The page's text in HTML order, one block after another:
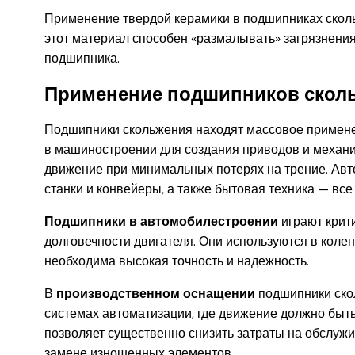
Применение твердой керамики в подшипниках
этот материал способен «размалывать»
подшипника.
Применение подшипников
Подшипники скольжения находят массовое
в машиностроении для создания приводов и
движение при минимальных потерях на трение.
станки и конвейеры, а также бытовая техника —
Подшипники в автомобилестроении играют
долговечности двигателя. Они используются в
необходима высокая точность и надежность.
В производственном оснащении подшипники
системах автоматизации, где движение должно
позволяет существенно снизить затраты на